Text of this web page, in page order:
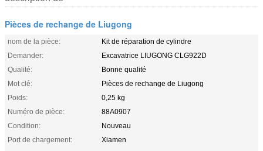
Pièces de rechange de Liugong
nom de la pièce:
Kit de réparation de cylindre
Demander:
Excavatrice LIUGONG CLG922D
Qualité:
Bonne qualité
Mot clé:
Pièces de rechange de Liugong
Poids:
0,25 kg
Numéro de pièce:
88A0907
Condition:
Nouveau
Port de chargement:
Xiamen